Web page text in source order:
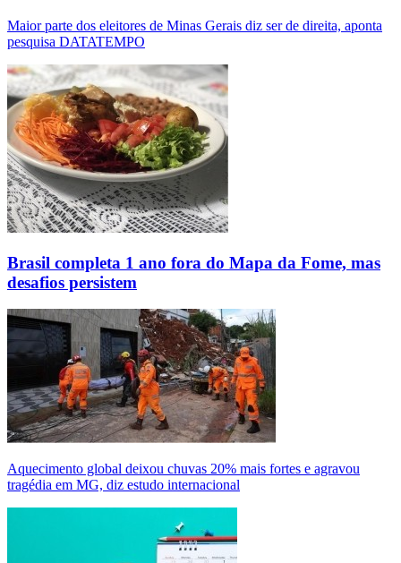
Maior parte dos eleitores de Minas Gerais diz ser de direita, aponta
pesquisa DATATEMPO
Brasil completa 1 ano fora do Mapa da Fome, mas
desafios persistem
Aquecimento global deixou chuvas 20% mais fortes e agravou
tragédia em MG, diz estudo internacional